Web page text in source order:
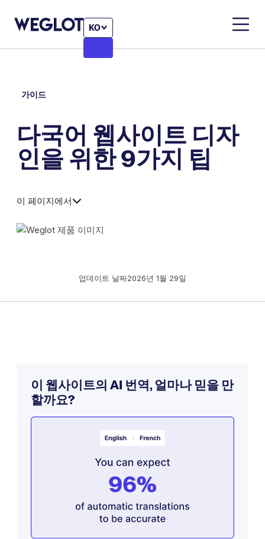
KO
가이드
다국어 웹사이트 디자
인을 위한 9가지 팁
이 페이지에서
업데이트 날짜2026년 1월 29일
이 웹사이트의 AI 번역, 얼마나 믿을 만
할까요?